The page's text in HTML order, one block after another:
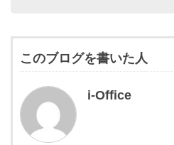
このブログを書いた人
i-Office